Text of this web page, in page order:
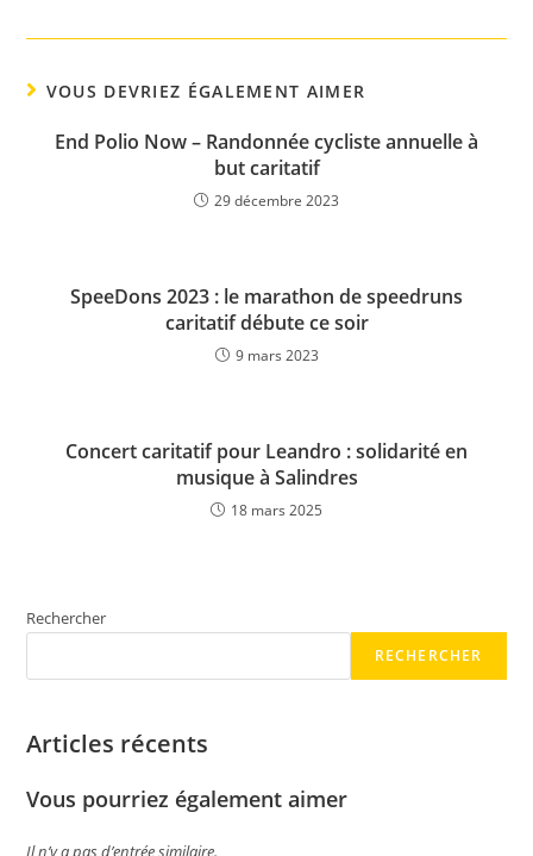
VOUS DEVRIEZ ÉGALEMENT AIMER
End Polio Now – Randonnée cycliste annuelle à
but caritatif
29 décembre 2023
SpeeDons 2023 : le marathon de speedruns
caritatif débute ce soir
9 mars 2023
Concert caritatif pour Leandro : solidarité en
musique à Salindres
18 mars 2025
Rechercher
RECHERCHER
Articles récents
Vous pourriez également aimer
Il n’y a pas d’entrée similaire.